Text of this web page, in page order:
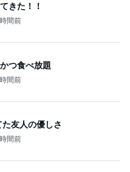
きた！！
間前
つ食べ放題
間前
友人の優しさ
間前